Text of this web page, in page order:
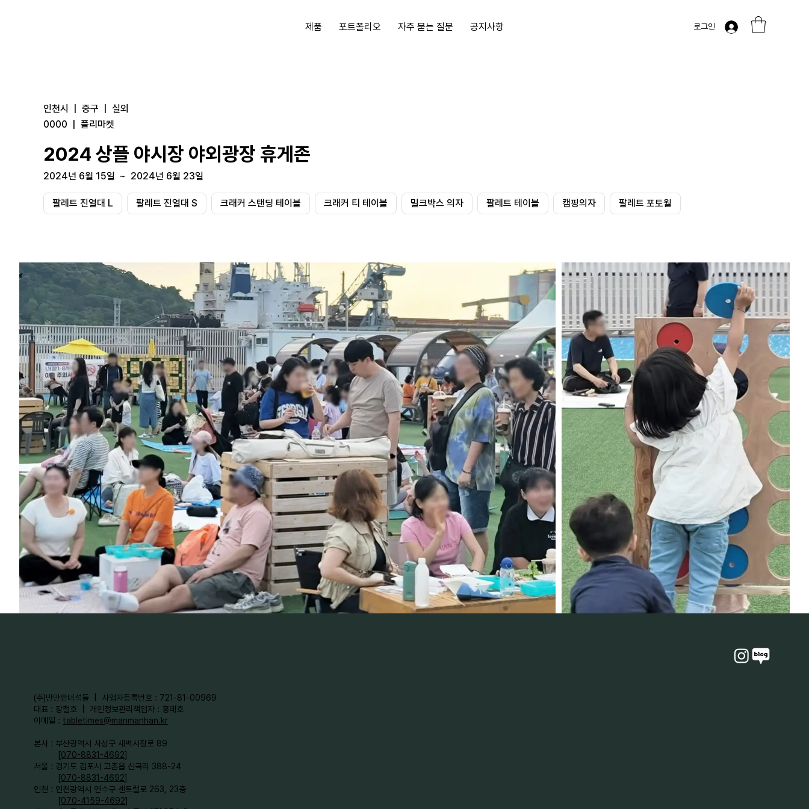
제품 포트폴리오 자주 묻는 질문 공지사항 로그인
인천시 중구
실외
0000
플리마켓
2024 상플 야시장 야외광장 휴게존
2024년 6월 15일 ~ 2024년 6월 23일
팔레트 진열대 L 팔레트 진열대 S 크래커 스탠딩 테이블 크래커 티 테이블 밀크박스 의자 팔레트 테이블 캠핑의자 팔레트 포토월
​(주)만만한녀석들 | 사업자등록번호 : 721-81-00969
대표 : 장철호 | 개인정보관리책임자 : 홍태호
이메일 : tabletimes@manmanhan.kr
본사 : 부산광역시 사상구 새벽시장로 89
[070-8831-4692]
서울 : 경기도 김포시 고촌읍 신곡리 388-24
[070-8831-4692]
인천 : 인천광역시 연수구 센트럴로 263, 23층
[070-4159-4692]​